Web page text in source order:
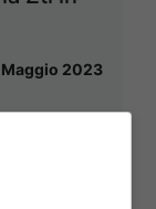
Maggio 2023